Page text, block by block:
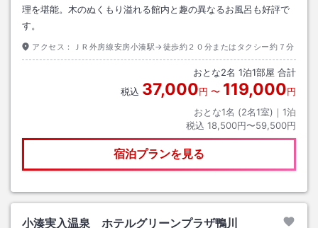
理を堪能。木のぬくもり溢れる館内と趣の異なるお風呂も好評で
す。
アクセス： ＪＲ外房線安房小湊駅→徒歩約２０分またはタクシー約７分
おとな2名 1泊1部屋 合計
税込 37,000円 〜 119,000円
おとな1名 (2名1室)｜ 1泊
税込 18,500円〜59,500円
宿泊プランを見る
小湊実入温泉 ホテルグリーンプラザ鴨川